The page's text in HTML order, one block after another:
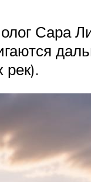
Сара
рек).